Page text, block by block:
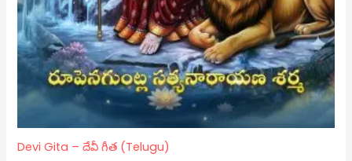
Devi Gita – దేవీ గీత (Telugu)